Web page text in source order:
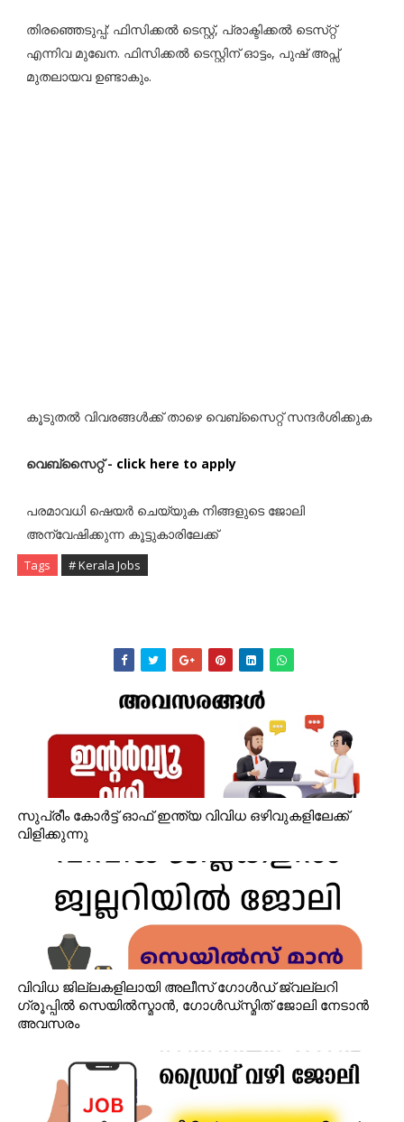
തിരഞ്ഞെടുപ്പ്: ഫിസിക്കൽ ടെസ്റ്റ്, പ്രാക്ടിക്കൽ ടെസ്‌റ്റ്
എന്നിവ മുഖേന. ഫിസിക്കൽ ടെസ്റ്റിന് ഓട്ടം, പുഷ് അപ്സ്
മുതലായവ ഉണ്ടാകും.
കൂടുതൽ വിവരങ്ങൾക്ക് താഴെ വെബ്സൈറ്റ് സന്ദർശിക്കുക
വെബ്സൈറ്റ് - click here to apply
പരമാവധി ഷെയർ ചെയ്യുക നിങ്ങളുടെ ജോലി
അന്വേഷിക്കുന്ന കൂട്ടുകാരിലേക്ക്
Tags # Kerala Jobs
സുപ്രീം കോർട്ട് ഓഫ് ഇന്ത്യ വിവിധ ഒഴിവുകളിലേക്ക്
വിളിക്കുന്നു
വിവിധ ജില്ലകളിലായി അലീസ് ഗോൾഡ് ജ്വല്ലറി
ഗ്രൂപ്പിൽ സെയിൽസ്മാൻ, ഗോൾഡ്‌സ്മിത് ജോലി നേടാൻ
അവസരം